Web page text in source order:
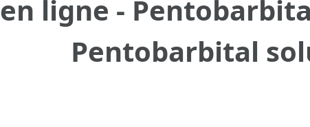
en ligne -
Pentobarbital